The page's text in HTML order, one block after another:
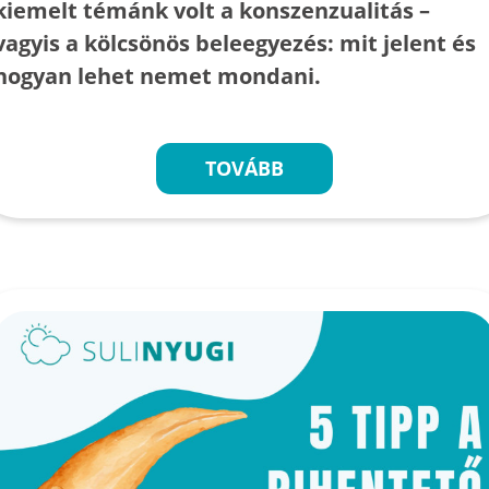
témánk volt a konszenzualitás –
a kölcsönös beleegyezés: mit jelent és
lehet nemet mondani.
TOVÁBB